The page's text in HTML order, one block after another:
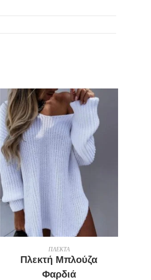
ΕΠΙΛΟΓΉ
ΠΛΕΚΤΑ
Πλεκτή Μπλούζα
Φαρδιά